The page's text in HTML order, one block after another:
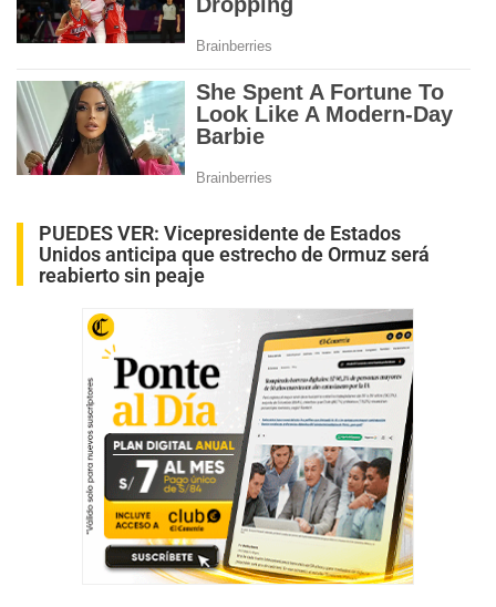
PUEDES VER: Vicepresidente de Estados
Unidos anticipa que estrecho de Ormuz será
reabierto sin peaje